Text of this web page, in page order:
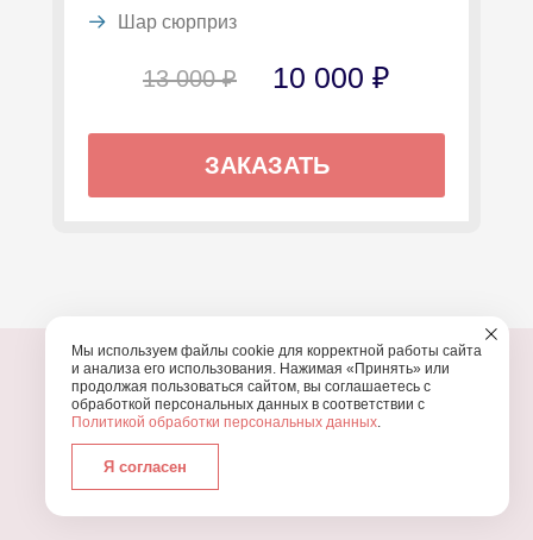
Шар сюрприз
13 000 ₽ 10 000 ₽
ЗАКАЗАТЬ
ПОЧЕМУ МЫ?
УЗНАЙТЕ, ПОЧЕМУ ПРОВЕДЕНИЕ
Мы используем файлы cookie для корректной работы сайта
и анализа его использования. Нажимая «Принять» или
продолжая пользоваться сайтом, вы соглашаетесь с
обработкой персональных данных в соответствии с
Политикой обработки персональных данных.
Я согласен